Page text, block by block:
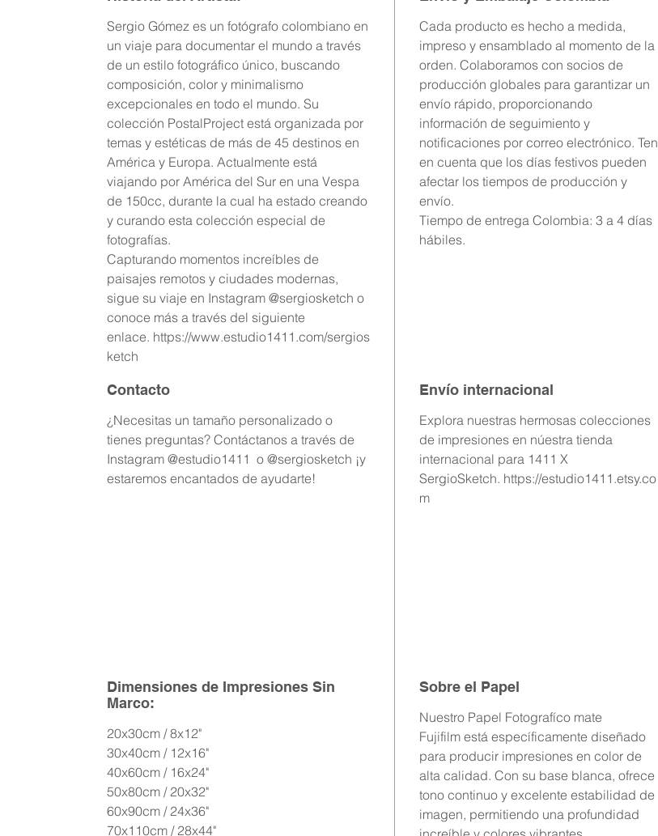
Sergio Gómez es un fotógrafo colombiano en
un viaje para documentar el mundo a través
de un estilo fotográfico único, buscando
composición, color y minimalismo
excepcionales en todo el mundo. Su
colección PostalProject está organizada por
temas y estéticas de más de 45 destinos en
América y Europa. Actualmente está
viajando por América del Sur en una Vespa
de 150cc, durante la cual ha estado creando
y curando esta colección especial de
fotografías.
Capturando momentos increíbles de
paisajes remotos y ciudades modernas,
sigue su viaje en Instagram @sergiosketch o
conoce más a través del siguiente
enlace. https://www.estudio1411.com/sergios
ketch
Cada producto es hecho a medida,
impreso y ensamblado al momento de la
orden. Colaboramos con socios de
producción globales para garantizar un
envío rápido, proporcionando
información de seguimiento y
notificaciones por correo electrónico. Ten
en cuenta que los días festivos pueden
afectar los tiempos de producción y
envío.
Tiempo de entrega Colombia: 3 a 4 días
hábiles.
Contacto
¿Necesitas un tamaño personalizado o
tienes preguntas? Contáctanos a través de
Instagram @estudio1411 o @sergiosketch ¡y
estaremos encantados de ayudarte!
Envío internacional
Explora nuestras hermosas colecciones
de impresiones en núestra tienda
internacional para 1411 X
SergioSketch. https://estudio1411.etsy.co
m
Dimensiones de Impresiones Sin
Marco:
20x30cm / 8x12"
30x40cm / 12x16"
40x60cm / 16x24"
50x80cm / 20x32"
60x90cm / 24x36"
70x110cm / 28x44"
Sobre el Papel
Nuestro Papel Fotografíco mate
Fujifilm está específicamente diseñado
para producir impresiones en color de
alta calidad. Con su base blanca, ofrece
tono continuo y excelente estabilidad de
imagen, permitiendo una profundidad